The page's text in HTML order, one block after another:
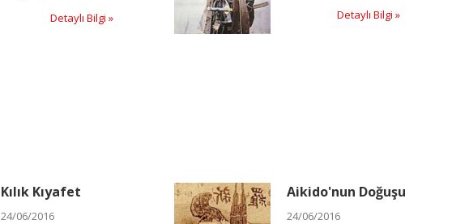
Detaylı Bilgi »
Detaylı Bilgi »
Kılık Kıyafet
24/06/2016
Aikido'nun Doğuşu
24/06/2016